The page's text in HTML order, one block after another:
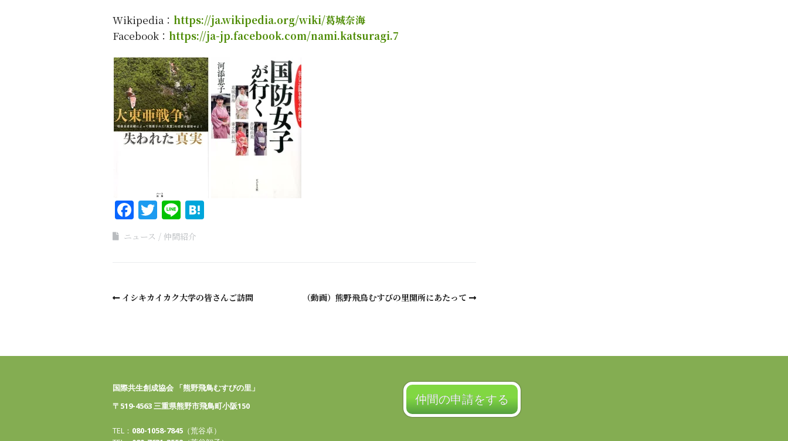
Wikipedia： https://ja.wikipedia.org/wiki/葛城奈海
Facebook： https://ja-jp.facebook.com/nami.katsuragi.7
Facebook
Twitter
Line
ニュース 仲間紹介
イシキカイカク大学の皆さんご訪問 （動画）熊野飛鳥むすびの里開所にあたって
国際共生創成協会 「熊野飛鳥むすびの里」
〒519-4563 三重県熊野市飛鳥町小阪150
TEL： 080-1058-7845 （荒谷卓）
仲間の申請をする